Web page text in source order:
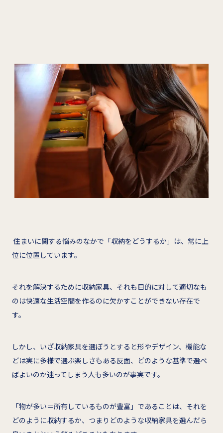
住まいに関する悩みのなかで「収納をどうするか」は、常に上
位に位置しています。
それを解決するために収納家具、それも目的に対して適切なも
のは快適な生活空間を作るのに欠かすことができない存在で
す。
しかし、いざ収納家具を選ぼうとすると形やデザイン、機能な
どは実に多様で選ぶ楽しさもある反面、どのような基準で選べ
ばよいのか迷ってしまう人も多いのが事実です。
「物が多い＝所有しているものが豊富」であることは、それを
どのように収納するか、つまりどのような収納家具を選んだら